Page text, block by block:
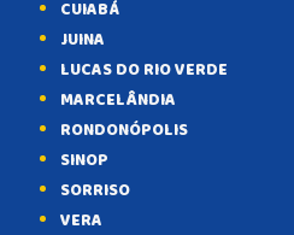
CUIABÁ
JUINA
LUCAS DO RIO VERDE
MARCELÂNDIA
RONDONÓPOLIS
SINOP
SORRISO
VERA